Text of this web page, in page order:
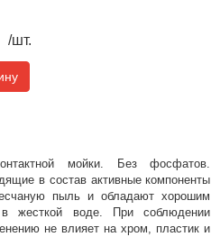
/шт.
мойки. Без фосфатов.
в состав активные компоненты
пыль и обладают хорошим
в жесткой воде. При соблюдении
не влияет на хром, пластик и